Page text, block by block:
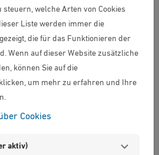
nehmen wir keine weiteren
entgegen. Neue Anträge
mehrere Hundert
die Bearbeitung zu optimieren
Frist eine Antwort zu
oder schriftliche Anfragen
steuern, welche Arten von Cookies
Liste werden immer die
die für das Funktionieren der
Wenn auf dieser Website zusätzliche
können Sie auf die
um mehr zu erfahren und Ihre
Cookies
aktiv)